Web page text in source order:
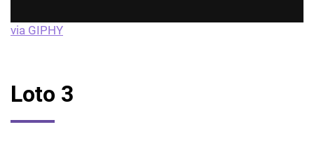
via GIPHY
Loto 3